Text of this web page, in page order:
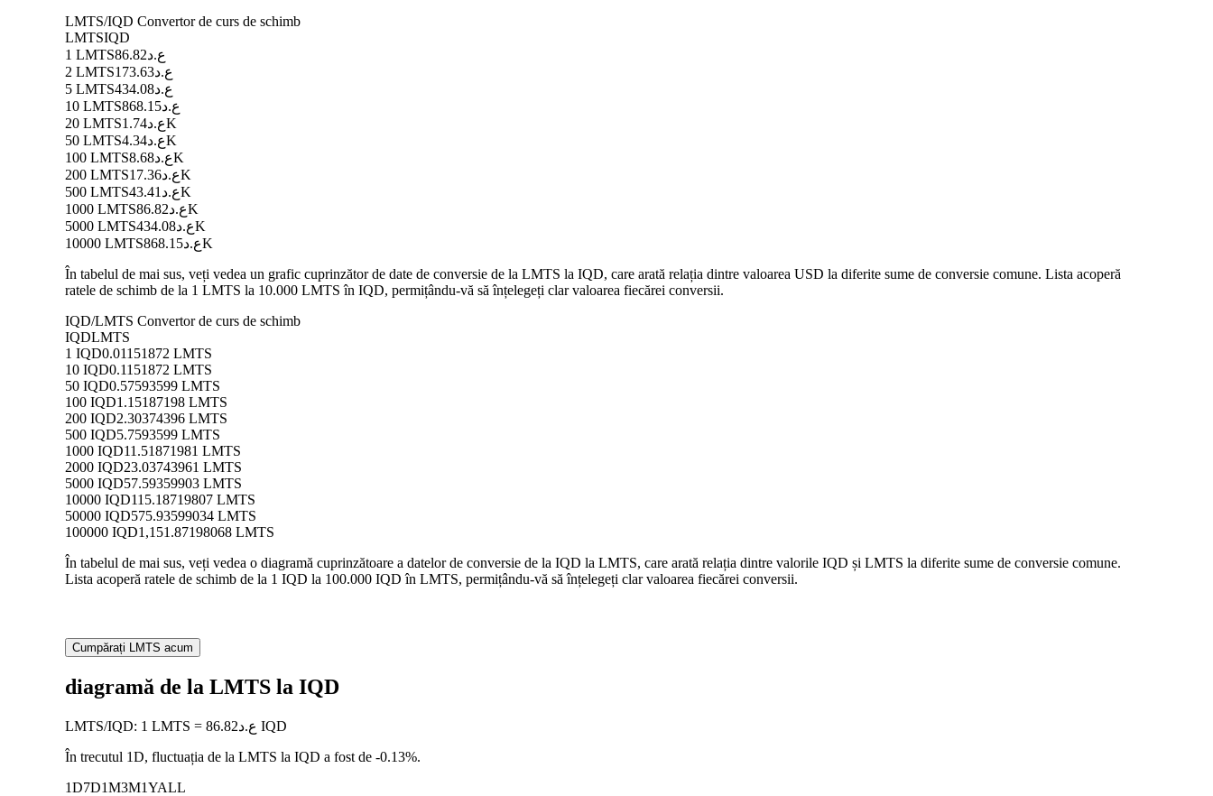
LMTS/IQD Convertor de curs de schimb
LMTSIQD
1 LMTS
ع.د86.82
2 LMTS
ع.د173.63
5 LMTS
ع.د434.08
10 LMTS
ع.د868.15
20 LMTS
ع.د1.74K
50 LMTS
ع.د4.34K
100 LMTS
ع.د8.68K
200 LMTS
ع.د17.36K
500 LMTS
ع.د43.41K
1000 LMTS
ع.د86.82K
5000 LMTS
ع.د434.08K
10000 LMTS
ع.د868.15K
În tabelul de mai sus, veți vedea un grafic cuprinzător de date de conversie de la LMTS la IQD, care arată relația dintre valoarea USD la diferite sume de conversie comune. Lista acoperă
ratele de schimb de la 1 LMTS la 10.000 LMTS în IQD, permițându-vă să înțelegeți clar valoarea fiecărei conversii.
IQD/LMTS Convertor de curs de schimb
IQDLMTS
1 IQD0.01151872 LMTS
10 IQD0.1151872 LMTS
50 IQD0.57593599 LMTS
100 IQD1.15187198 LMTS
200 IQD2.30374396 LMTS
500 IQD5.7593599 LMTS
1000 IQD11.51871981 LMTS
2000 IQD23.03743961 LMTS
5000 IQD57.59359903 LMTS
10000 IQD115.18719807 LMTS
50000 IQD575.93599034 LMTS
100000 IQD1,151.87198068 LMTS
În tabelul de mai sus, veți vedea o diagramă cuprinzătoare a datelor de conversie de la IQD la LMTS, care arată relația dintre valorile IQD și LMTS la diferite sume de conversie comune.
Lista acoperă ratele de schimb de la 1 IQD la 100.000 IQD în LMTS, permițându-vă să înțelegeți clar valoarea fiecărei conversii.
Cumpărați LMTS acum
diagramă de la LMTS la IQD
LMTS/IQD:
1 LMTS = ع.د86.82 IQD
În trecutul 1D, fluctuația de la LMTS la IQD a fost de -0.13%.
1D7D1M3M1YALL